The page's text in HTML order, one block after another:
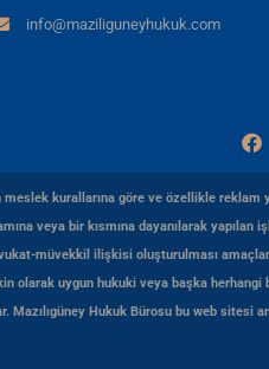
info@maziliguneyhukuk.com
F
a
c
e
b
o
o
k
kurallarına göre ve özellikle reklam
veya bir kısmına dayanılarak
müvekkil ilişkisi oluşturulması
uygun hukuki veya başka
Mazılıgüney Hukuk Bürosu bu web